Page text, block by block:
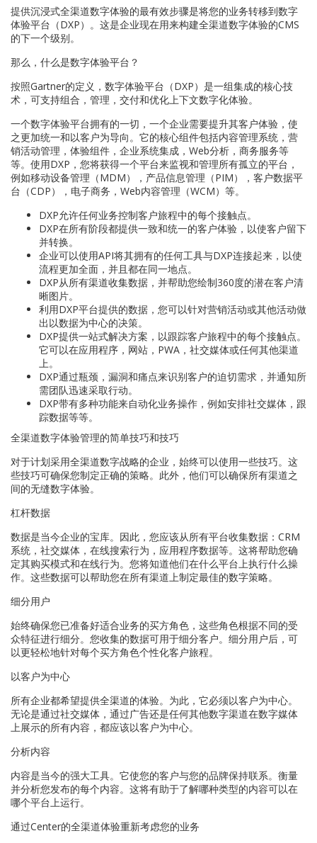
提供沉浸式全渠道数字体验的最有效步骤是将您的业务转移到数字
体验平台（DXP）。这是企业现在用来构建全渠道数字体验的CMS
的下一个级别。
那么，什么是数字体验平台？
按照Gartner的定义，数字体验平台（DXP）是一组集成的核心技
术，可支持组合，管理，交付和优化上下文数字化体验。
一个数字体验平台拥有的一切，一个企业需要提升其客户体验，使
之更加统一和以客户为导向。它的核心组件包括内容管理系统，营
销活动管理，体验组件，企业系统集成，Web分析，商务服务等
等。使用DXP，您将获得一个平台来监视和管理所有孤立的平台，
例如移动设备管理（MDM），产品信息管理（PIM），客户数据平
台（CDP），电子商务，Web内容管理（WCM）等。
DXP允许任何业务控制客户旅程中的每个接触点。
DXP在所有阶段都提供一致和统一的客户体验，以使客户留下
并转换。
企业可以使用API​​将其拥有的任何工具与DXP连接起来，以使
流程更加全面，并且都在同一地点。
DXP从所有渠道收集数据，并帮助您绘制360度的潜在客户清
晰图片。
利用DXP平台提供的数据，您可以针对营销活动或其他活动做
出以数据为中心的决策。
DXP提供一站式解决方案，以跟踪客户旅程中的每个接触点。
它可以在应用程序，网站，PWA，社交媒体或任何其他渠道
上。
DXP通过瓶颈，漏洞和痛点来识别客户的迫切需求，并通知所
需团队迅速采取行动。
DXP带有多种功能来自动化业务操作，例如安排社交媒体，跟
踪数据等等。
全渠道数字体验管理的简单技巧和技巧
对于计划采用全渠道数字战略的企业，始终可以使用一些技巧。这
些技巧可确保您制定正确的策略。此外，他们可以确保所有渠道之
间的无缝数字体验。
杠杆数据
数据是当今企业的宝库。因此，您应该从所有平台收集数据：CRM
系统，社交媒体，在线搜索行为，应用程序数据等。这将帮助您确
定其购买模式和在线行为。您将知道他们在什么平台上执行什么操
作。这些数据可以帮助您在所有渠道上制定最佳的数字策略。
细分用户
始终确保您已准备好适合业务的买方角色，这些角色根据不同的受
众特征进行细分。您收集的数据可用于细分客户。细分用户后，可
以更轻松地针对每个买方角色个性化客户旅程。
以客户为中心
所有企业都希望提供全渠道的体验。为此，它必须以客户为中心。
无论是通过社交媒体，通过广告还是任何其他数字渠道在数字媒体
上展示的所有内容，都应该以客户为中心。
分析内容
内容是当今的强大工具。它使您的客户与您的品牌保持联系。衡量
并分析您发布的每个内容。这将有助于了解哪种类型的内容可以在
哪个平台上运行。
通过Center的全渠道体验重新考虑您的业务